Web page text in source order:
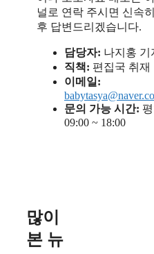
널로 연락 주시면 신속
후 답변드리겠습니다.
담당자: 나지홍 기
직책: 편집국 취재
이메일:
문의 가능 시간:
09:00 ~ 18:00
많이
본 뉴